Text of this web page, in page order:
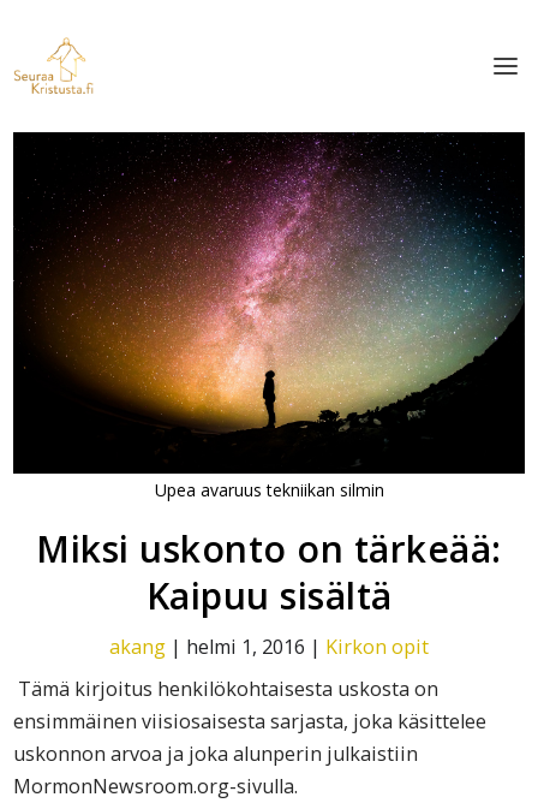
Upea avaruus tekniikan silmin
Miksi uskonto on tärkeää:
Kaipuu sisältä
akang | helmi 1, 2016 | Kirkon opit
Tämä kirjoitus henkilökohtaisesta uskosta on
ensimmäinen viisiosaisesta sarjasta, joka käsittelee
uskonnon arvoa ja joka alunperin julkaistiin
MormonNewsroom.org-sivulla.